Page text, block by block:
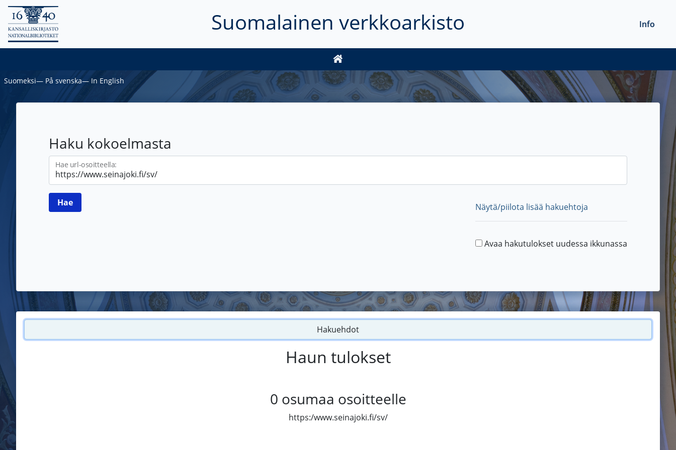
Suomalainen verkkoarkisto Info
Suomeksi― På svenska― In English
Haku kokoelmasta
Hae url-osoitteella:
Näytä/piilota lisää hakuehtoja
Avaa hakutulokset uudessa ikkunassa
Hakuehdot
Haun tulokset
0 osumaa osoitteelle
https:/www.seinajoki.fi/sv/